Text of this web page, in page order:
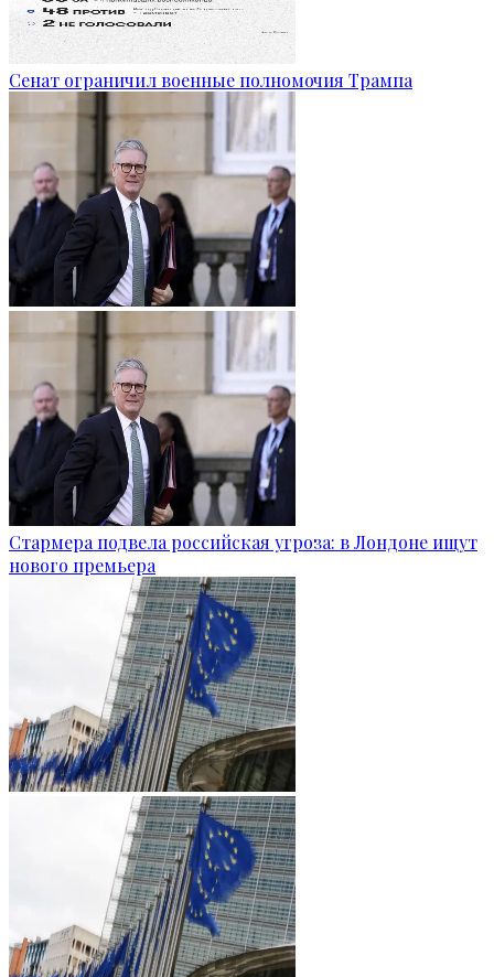
Сенат ограничил военные полномочия Трампа
Стармера подвела российская угроза: в Лондоне ищут
нового премьера